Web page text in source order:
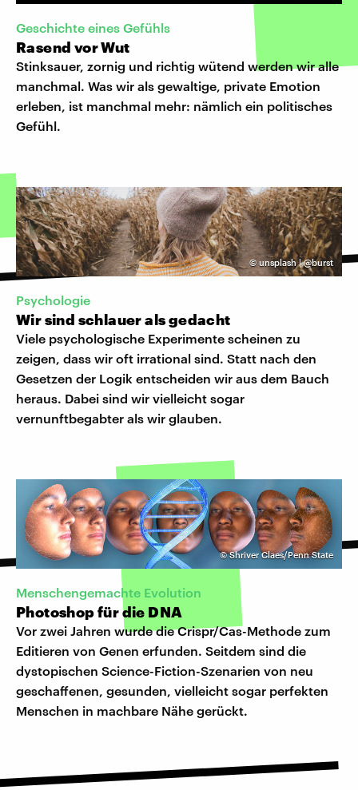
Geschichte eines Gefühls
Rasend vor Wut
Stinksauer, zornig und richtig wütend werden wir alle
manchmal. Was wir als gewaltige, private Emotion
erleben, ist manchmal mehr: nämlich ein politisches
Gefühl.
©unsplash | @burst
Psychologie
Wir sind schlauer als gedacht
Viele psychologische Experimente scheinen zu
zeigen, dass wir oft irrational sind. Statt nach den
Gesetzen der Logik entscheiden wir aus dem Bauch
heraus. Dabei sind wir vielleicht sogar
vernunftbegabter als wir glauben.
©Shriver Claes/Penn State
Menschengemachte Evolution
Photoshop für die DNA
Vor zwei Jahren wurde die Crispr/Cas-Methode zum
Editieren von Genen erfunden. Seitdem sind die
dystopischen Science-Fiction-Szenarien von neu
geschaffenen, gesunden, vielleicht sogar perfekten
Menschen in machbare Nähe gerückt.